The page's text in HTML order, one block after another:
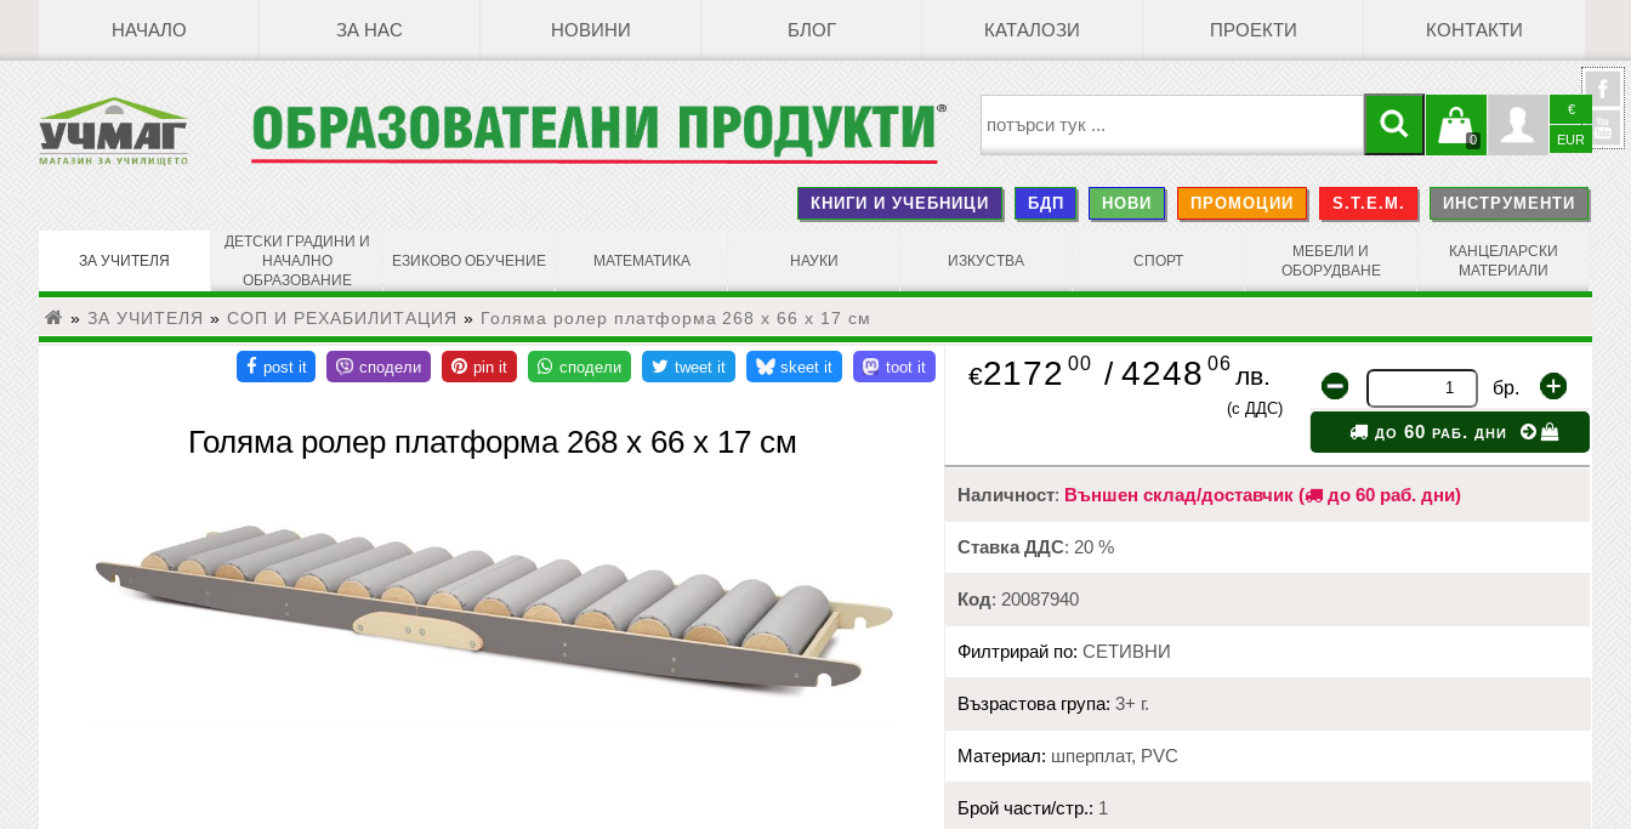
НАЧАЛО ЗА НАС НОВИНИ БЛОГ КАТАЛОЗИ ПРОЕКТИ КОНТАКТИ
€
EUR
Профил
0
Кошницата
е празна
КНИГИ И УЧЕБНИЦИ БДП НОВИ ПРОМОЦИИ S.T.E.M. ИНСТРУМЕНТИ
ЗА УЧИТЕЛЯ
ДЕТСКИ ГРАДИНИ И
НАЧАЛНО
ОБРАЗОВАНИЕ
ЕЗИКОВО ОБУЧЕНИЕ МАТЕМАТИКА НАУКИ ИЗКУСТВА СПОРТ
МЕБЕЛИ И
ОБОРУДВАНЕ
КАНЦЕЛАРСКИ
МАТЕРИАЛИ
» ЗА УЧИТЕЛЯ » СОП И РЕХАБИЛИТАЦИЯ » Голяма ролер платформа 268 х 66 х 17 см
Голяма ролер платформа 268 х 66 х 17 см
€2172 00 /4248 06 лв.
(с ДДС)
бр.
до 60 раб. дни
Наличност: Външен склад/доставчик ( до 60 раб. дни)
Ставка ДДС: 20 %
Код: 20087940
Филтрирай по: СЕТИВНИ
Възрастова група: 3+ г.
Материал: шперплат, PVC
Брой части/стр.: 1